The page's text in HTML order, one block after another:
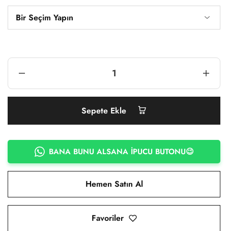
Sepete Ekle
BANA BUNU ALSANA İPUCU BUTONU😉
Hemen Satın Al
Favoriler